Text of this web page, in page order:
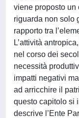
viene proposto
riguarda non solo
rapporto tra
L’attività
nel corso dei
necessità
impatti negativi
ad arricchire il
questo capitolo si
descrive l’Ente